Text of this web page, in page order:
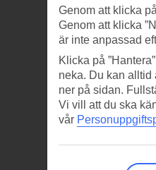
Genom att klicka
Genom att klicka
är inte anpassad
Klicka på
neka. Du kan alltid
ner på sidan.
Vi vill att du ska
vår